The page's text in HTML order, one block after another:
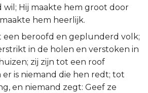
Hij maakte hem groot door
hem heerlijk.
een beroofd en geplunderd volk;
in de holen en verstoken in
zij zijn tot een roof
is niemand die hen redt; tot
en niemand zegt: Geef ze